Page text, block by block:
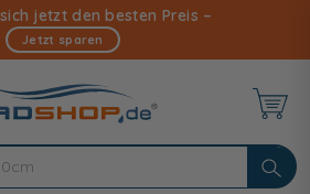
jetzt den besten Preis –
Jetzt sparen